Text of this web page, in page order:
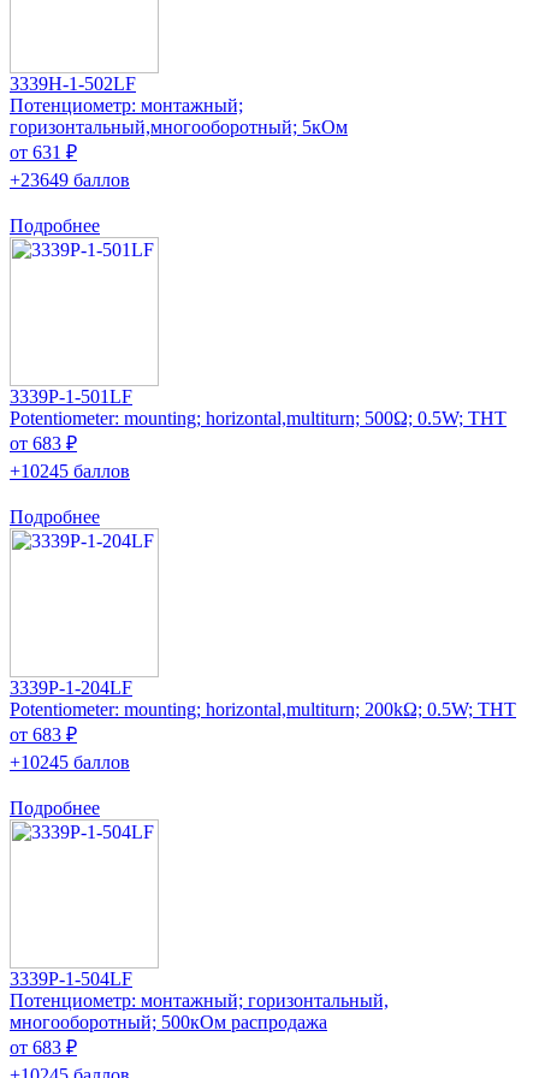
3339H-1-502LF
Потенциометр: монтажный;
горизонтальный,многооборотный; 5кОм
от 631 ₽
+23649 баллов
Подробнее
3339P-1-501LF
Potentiometer: mounting; horizontal,multiturn; 500Ω; 0.5W; THT
от 683 ₽
+10245 баллов
Подробнее
3339P-1-204LF
Potentiometer: mounting; horizontal,multiturn; 200kΩ; 0.5W; THT
от 683 ₽
+10245 баллов
Подробнее
3339P-1-504LF
Потенциометр: монтажный; горизонтальный,
многооборотный; 500кОм распродажа
от 683 ₽